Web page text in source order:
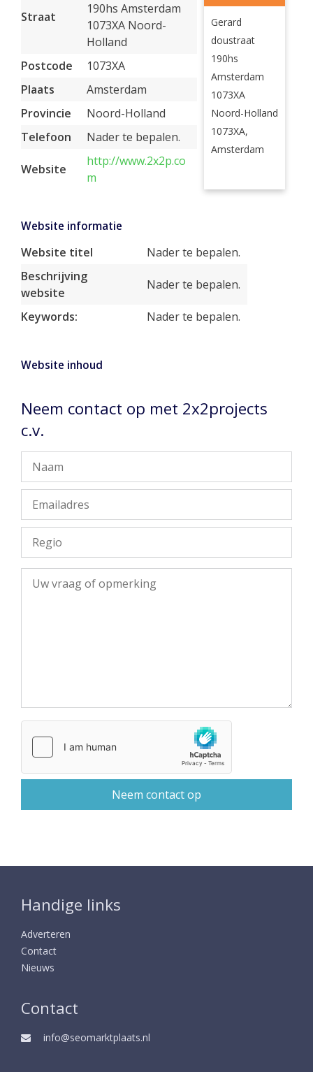
Straat
190hs Amsterdam
1073XA Noord-
Holland
Postcode
1073XA
Plaats
Amsterdam
Provincie
Noord-Holland
Telefoon
Nader te bepalen.
Website
http://www.2x2p.co
m
Gerard
doustraat
190hs
Amsterdam
1073XA
Noord-Holland
1073XA,
Amsterdam
Website informatie
Website titel
Nader te bepalen.
Beschrijving
website
Nader te bepalen.
Keywords: Nader te bepalen.
Website inhoud
Neem contact op met 2x2projects
c.v.
Handige links
Adverteren
Contact
Nieuws
Contact
info@seomarktplaats.nl